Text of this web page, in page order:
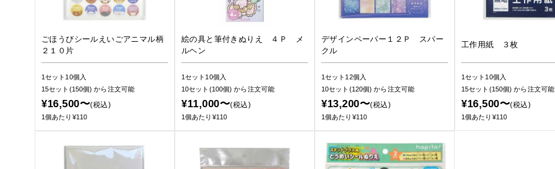
ごほうびシールえいごアニマル柄
２１０片
1セット10個入
15セット(150個)から注文可能
¥16,500〜(税込)
1個あたり¥110
絵の具と筆付きぬりえ ４Ｐ メ
ルヘン
1セット10個入
10セット(100個)から注文可能
¥11,000〜(税込)
1個あたり¥110
デザインペーパー１２Ｐ スパー
クル
1セット12個入
10セット(120個)から注文可能
¥13,200〜(税込)
1個あたり¥110
工作用紙 ３枚
1セット10個入
15セット(150個)から注文可能
¥16,500〜(税込)
1個あたり¥110